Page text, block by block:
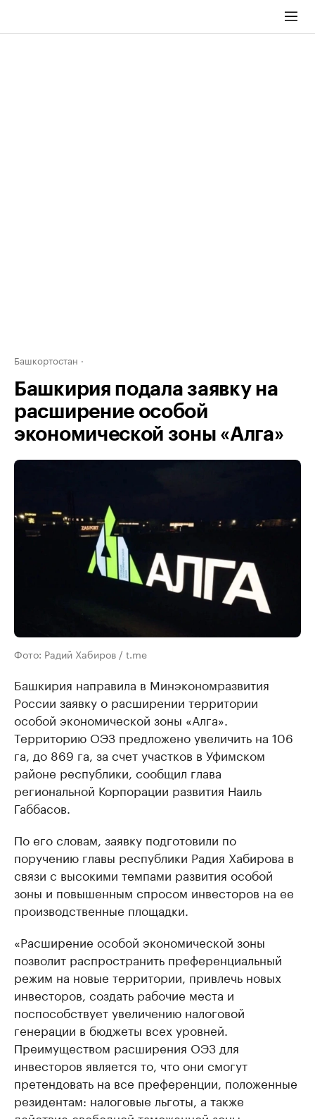
Башкортостан
Башкирия подала заявку на
расширение особой
экономической зоны «Алга»
Фото: Радий Хабиров / t.me
Башкирия направила в Минэкономразвития
России заявку о расширении территории
особой экономической зоны «Алга».
Территорию ОЭЗ предложено увеличить на 106
га, до 869 га, за счет участков в Уфимском
районе республики, сообщил глава
региональной Корпорации развития Наиль
Габбасов.
По его словам, заявку подготовили по
поручению главы республики Радия Хабирова в
связи с высокими темпами развития особой
зоны и повышенным спросом инвесторов на ее
производственные площадки.
«Расширение особой экономической зоны
позволит распространить преференциальный
режим на новые территории, привлечь новых
инвесторов, создать рабочие места и
поспособствует увеличению налоговой
генерации в бюджеты всех уровней.
Преимуществом расширения ОЭЗ для
инвесторов является то, что они смогут
претендовать на все преференции, положенные
резидентам: налоговые льготы, а также